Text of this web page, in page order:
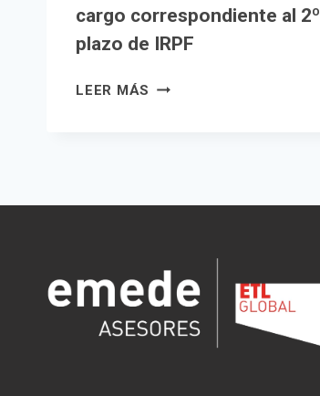
cargo correspondiente al 2º
plazo de IRPF
LEER MÁS LA
2º
PLAZO
DE